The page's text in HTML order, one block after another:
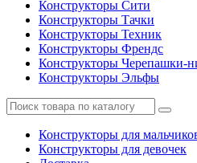
Конструкторы Сити
Конструкторы Тачки
Конструкторы Техник
Конструкторы Френдс
Конструкторы Черепашки-
Конструкторы Эльфы
Конструкторы для
Конструкторы для девочек